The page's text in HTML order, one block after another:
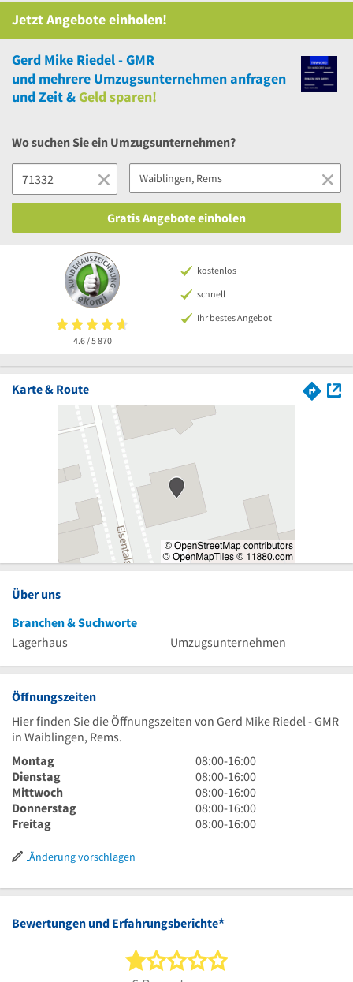
Jetzt Angebote einholen!
Gerd Mike Riedel - GMR
und mehrere Umzugsunternehmen anfragen
und Zeit &Geld sparen!
Wo suchen Sie ein Umzugsunternehmen?
Gratis Angebote einholen
4.6 / 5870
kostenlos
schnell
Ihr bestes Angebot
Karte & Route
Über uns
Branchen & Suchworte
Lagerhaus
Umzugsunternehmen
Öffnungszeiten
Hier finden Sie die Öffnungszeiten von Gerd Mike Riedel - GMR
in Waiblingen, Rems.
Montag
8
Uhr
bis
16
Uhr
08:00-16:00
Dienstag
8
Uhr
bis
16
08:00-16:00
Mittwoch
8
Uhr
bis
08:00-16:00
Donnerstag
8
Uhr
08:00-16:00
Freitag
8
Uhr
08:00-16:00
Änderung vorschlagen
Bewertungen und Erfahrungsberichte*
1 von 5 Sternen